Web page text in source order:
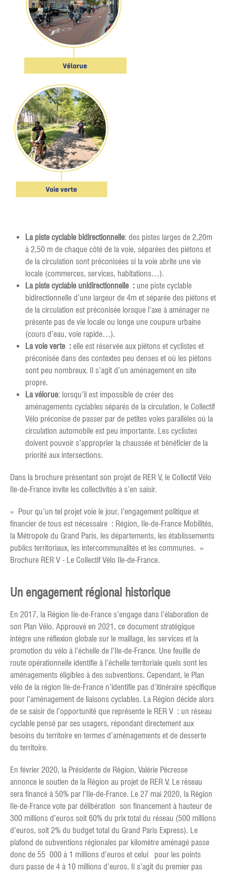
La piste cyclable bidirectionnelle: des pistes larges de 2,20m
à 2,50 m de chaque côté de la voie, séparées des piétons et
de la circulation sont préconisées si la voie abrite une vie
locale (commerces, services, habitations…).
La piste cyclable unidirectionnelle : une piste cyclable
bidirectionnelle d’une largeur de 4m et séparée des piétons et
de la circulation est préconisée lorsque l’axe à aménager ne
présente pas de vie locale ou longe une coupure urbaine
(cours d’eau, voie rapide…).
La voie verte : elle est réservée aux piétons et cyclistes et
préconisée dans des contextes peu denses et où les piétons
sont peu nombreux. Il s’agit d’un aménagement en site
propre.
La vélorue: lorsqu’il est impossible de créer des
aménagements cyclables séparés de la circulation, le Collectif
Vélo préconise de passer par de petites voies parallèles où la
circulation automobile est peu importante. Les cyclistes
doivent pouvoir s’approprier la chaussée et bénéficier de la
priorité aux intersections.
Dans la brochure présentant son projet de RER V, le Collectif Vélo
Ile-de-France invite les collectivités à s’en saisir.
« Pour qu’un tel projet voie le jour, l’engagement politique et
financier de tous est nécessaire : Région, Ile-de-France Mobilités,
la Métropole du Grand Paris, les départements, les établissements
publics territoriaux, les intercommunalités et les communes. »
Brochure RER V - Le Collectif Vélo Ile-de-France.
Un engagement régional historique
En 2017, la Région Ile-de-France s’engage dans l’élaboration de
son Plan Vélo. Approuvé en 2021, ce document stratégique
intègre une réflexion globale sur le maillage, les services et la
promotion du vélo à l’échelle de l’Ile-de-France. Une feuille de
route opérationnelle identifie à l’échelle territoriale quels sont les
aménagements éligibles à des subventions. Cependant, le Plan
vélo de la région Ile-de-France n’identifie pas d’itinéraire spécifique
pour l’aménagement de liaisons cyclables. La Région décide alors
de se saisir de l’opportunité que représente le RER V : un réseau
cyclable pensé par ses usagers, répondant directement aux
besoins du territoire en termes d’aménagements et de desserte
du territoire.
En février 2020, la Présidente de Région, Valérie Pécresse
annonce le soutien de la Région au projet de RER V. Le réseau
sera financé à 50% par l’Ile-de-France. Le 27 mai 2020, la Région
Ile-de-France vote par délibération son financement à hauteur de
300 millions d’euros soit 60% du prix total du réseau (500 millions
d’euros, soit 2% du budget total du Grand Paris Express). Le
plafond de subventions régionales par kilomètre aménagé passe
donc de 55 000 à 1 millions d’euros et celui pour les points
durs passe de 4 à 10 millions d’euros. Il s’agit du premier pas